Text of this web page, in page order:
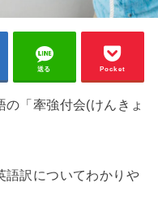
送る Pocket
「牽強付会(けんきょ
語訳についてわかりや